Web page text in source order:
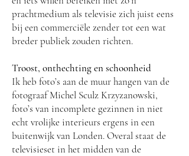
prachtmedium als televisie zich juist eens
bij een commerciële zender tot een wat
breder publiek zouden richten.
Troost, onthechting en schoonheid
Ik heb foto’s aan de muur hangen van de
fotograaf Michel Sculz Krzyzanowski,
foto’s van incomplete gezinnen in niet
echt vrolijke interieurs ergens in een
buitenwijk van Londen. Overal staat de
televisieset in het midden van de